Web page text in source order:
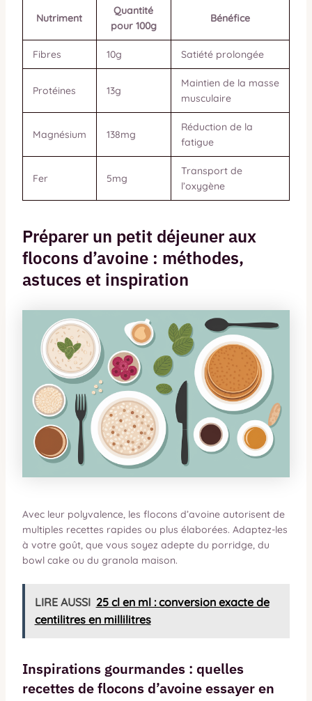
Nutriment
Quantité
pour 100g
Bénéfice
Fibres 10g Satiété prolongée
Protéines 13g
Maintien de la masse
musculaire
Magnésium 138mg
Réduction de la
fatigue
Fer 5mg
Transport de
l’oxygène
Préparer un petit déjeuner aux
flocons d’avoine : méthodes,
astuces et inspiration
Avec leur polyvalence, les flocons d’avoine autorisent de
multiples recettes rapides ou plus élaborées. Adaptez-les
à votre goût, que vous soyez adepte du porridge, du
bowl cake ou du granola maison.
LIRE AUSSI 25 cl en ml : conversion exacte de
centilitres en millilitres
Inspirations gourmandes : quelles
recettes de flocons d’avoine essayer en